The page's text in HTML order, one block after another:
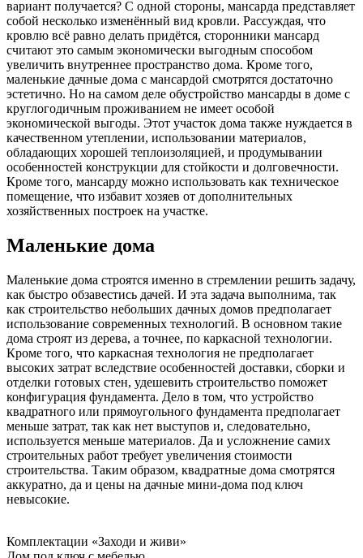
вариант получается? С одной стороны, мансарда представляет
собой несколько изменённый вид кровли. Рассуждая, что
кровлю всё равно делать придётся, сторонники мансард
считают это самым экономически выгодным способом
увеличить внутреннее пространство дома. Кроме того,
маленькие дачные дома с мансардой смотрятся достаточно
эстетично. Но на самом деле обустройство мансарды в доме с
круглогодичным проживанием не имеет особой
экономической выгоды. Этот участок дома также нуждается в
качественном утеплении, использовании материалов,
обладающих хорошей теплоизоляцией, и продумывании
особенностей конструкции для стойкости и долговечности.
Кроме того, мансарду можно использовать как техническое
помещение, что избавит хозяев от дополнительных
хозяйственных построек на участке.
Маленькие дома
Маленькие дома строятся именно в стремлении решить задачу,
как быстро обзавестись дачей. И эта задача выполнима, так
как строительство небольших дачных домов предполагает
использование современных технологий. В основном такие
дома строят из дерева, а точнее, по каркасной технологии.
Кроме того, что каркасная технология не предполагает
высоких затрат вследствие особенностей доставки, сборки и
отделки готовых стен, удешевить строительство поможет
конфигурация фундамента. Дело в том, что устройство
квадратного или прямоугольного фундамента предполагает
меньше затрат, так как нет выступов и, следовательно,
используется меньше материалов. Да и усложнение самих
строительных работ требует увеличения стоимости
строительства. Таким образом, квадратные дома смотрятся
аккуратно, да и цены на дачные мини-дома под ключ
невысокие.
Комплектации «Заходи и живи»